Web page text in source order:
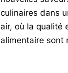
culinaires dans
air, où la qualité
alimentaire sont